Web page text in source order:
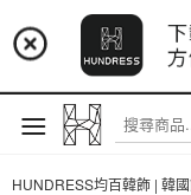
📢 市
📢 市集
📢 市集
註冊
HUNDRESS均百韓飾 | 韓